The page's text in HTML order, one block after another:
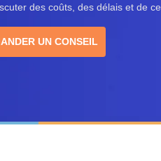
des coûts, des délais et de
UN CONSEIL